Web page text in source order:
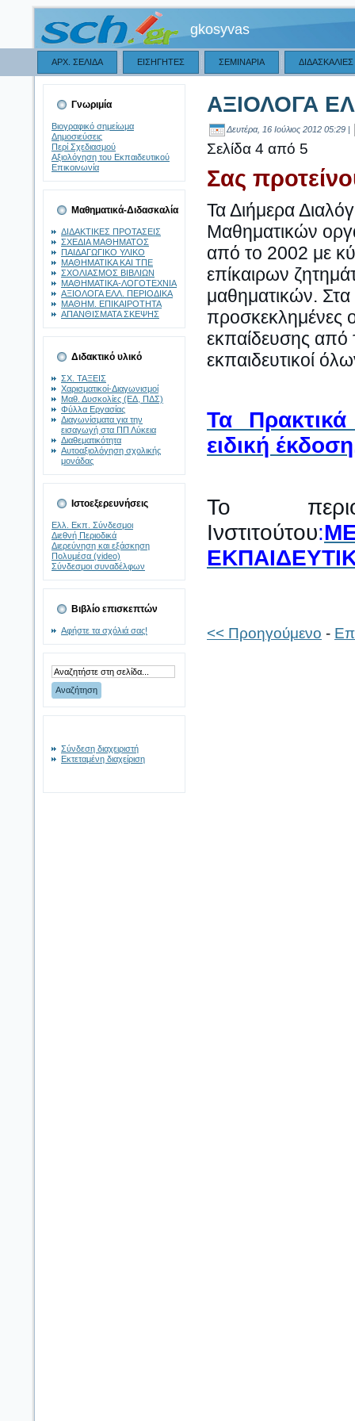
gkosyvas
ΑΡΧ. ΣΕΛΙΔΑ ΕΙΣΗΓΗΤΕΣ ΣΕΜΙΝΑΡΙΑ ΔΙΔΑΣΚΑΛΙΕΣ
Γνωριμία
Βιογραφικό σημείωμα
Δημοσιεύσεις
Περί Σχεδιασμού
Αξιολόγηση του Εκπαιδευτικού
Επικοινωνία
Μαθηματικά-Διδασκαλία
ΔΙΔΑΚΤΙΚΕΣ ΠΡΟΤΑΣΕΙΣ
ΣΧΕΔΙΑ ΜΑΘΗΜΑΤΟΣ
ΠΑΙΔΑΓΩΓΙΚΟ ΥΛΙΚΟ
ΜΑΘΗΜΑΤΙΚΑ ΚΑΙ ΤΠΕ
ΣΧΟΛΙΑΣΜΟΣ ΒΙΒΛΙΩΝ
ΜΑΘΗΜΑΤΙΚΑ-ΛΟΓΟΤΕΧΝΙΑ
ΑΞΙΟΛΟΓΑ ΕΛΛ. ΠΕΡΙΟΔΙΚΑ
ΜΑΘΗΜ. ΕΠΙΚΑΙΡΟΤΗΤΑ
ΑΠΑΝΘΙΣΜΑΤΑ ΣΚΕΨΗΣ
Διδακτικό υλικό
ΣΧ. ΤΑΞΕΙΣ
Χαρισματικοί-Διαγωνισμοί
Μαθ. Δυσκολίες (ΕΔ, ΠΔΣ)
Φύλλα Εργασίας
Διαγωνίσματα για την
εισαγωγή στα ΠΠ Λύκεια
Διαθεματικότητα
Αυτοαξιολόγηση σχολικής
μονάδας
Ιστοεξερευνήσεις
Ελλ. Εκπ. Σύνδεσμοι
Διεθνή Περιοδικά
Διερεύνηση και εξάσκηση
Πολυμέσα (video)
Σύνδεσμοι συναδέλφων
Βιβλίο επισκεπτών
Αφήστε τα σχόλιά σας!
Σύνδεση διαχειριστή
Εκτεταμένη διαχείριση
ΑΞΙΟΛΟΓΑ
Δευτέρα, 16 Ιούλιος 2012 05:29 |
Σελίδα 4 από 5
Σας
Τα Διήμερα
Μαθηματικών
από το 2002 με
επίκαιρων
μαθηματικών.
προσκεκλημένες
εκπαίδευσης από
εκπαιδευτικοί
Τα
ειδική έκδοση
Το
Ινστιτούτου:
<< Προηγούμενο -